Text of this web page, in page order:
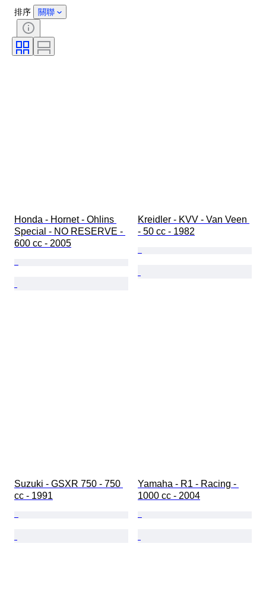
CoC（合規證書）
排序 關聯
Honda - Hornet - Ohlins
Special - NO RESERVE -
600 cc - 2005
Kreidler - KVV - Van Veen
- 50 cc - 1982
Suzuki - GSXR 750 - 750
cc - 1991
Yamaha - R1 - Racing -
1000 cc - 2004